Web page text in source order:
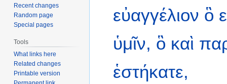
εὐαγγέλιον ὃ
ὑμῖν, ὃ καὶ
ἑστήκατε,
Recent changes
Random page
Special pages
Tools
What links here
Related changes
Printable version